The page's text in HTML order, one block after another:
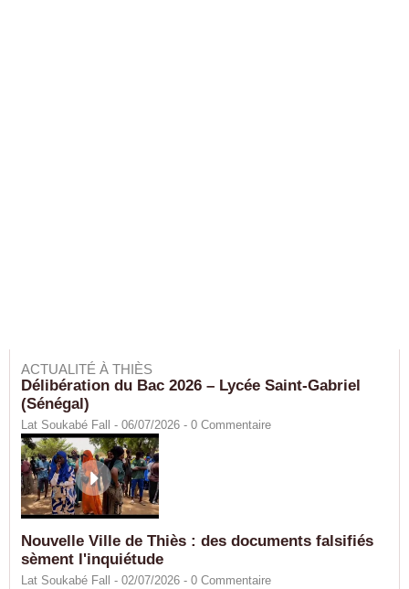
ACTUALITÉ À THIÈS
Délibération du Bac 2026 – Lycée Saint-Gabriel
(Sénégal)
Lat Soukabé Fall - 06/07/2026 - 0 Commentaire
Nouvelle Ville de Thiès : des documents falsifiés
sèment l'inquiétude
Lat Soukabé Fall - 02/07/2026 - 0 Commentaire